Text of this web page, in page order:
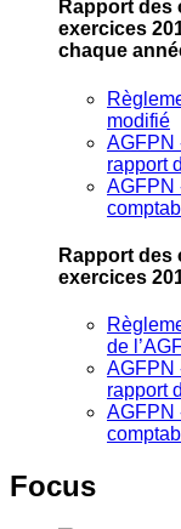
Rapport
exercices
chaque
modifié
AGFPN
rapport
AGFPN
Rapport
exercices
de
AGFPN
rapport
AGFPN
Focus